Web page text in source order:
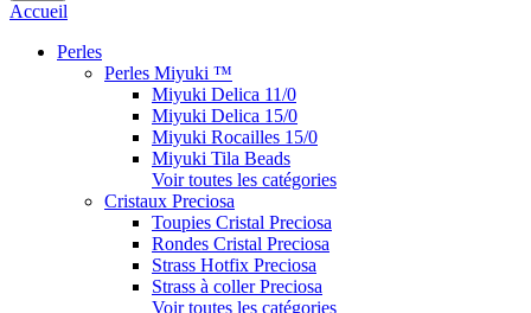
Accueil
Perles
Perles Miyuki ™
Miyuki Delica 11/0
Miyuki Delica 15/0
Miyuki Rocailles 15/0
Miyuki Tila Beads
Voir toutes les catégories
Cristaux Preciosa
Toupies Cristal Preciosa
Rondes Cristal Preciosa
Strass Hotfix Preciosa
Strass à coller Preciosa
Voir toutes les catégories